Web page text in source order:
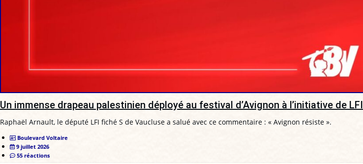
Un immense drapeau palestinien déployé au festival d’Avignon à l’initiative de LFI
Raphaël Arnault, le député LFI fiché S de Vaucluse a salué avec ce commentaire : « Avignon résiste ».
Boulevard Voltaire
9 juillet 2026
55 réactions